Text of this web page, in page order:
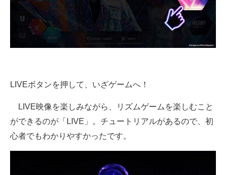
LIVEボタンを押して、いざゲームへ！
LIVE映像を楽しみながら、リズムゲームを楽しむこと
ができるのが「LIVE」。チュートリアルがあるので、初
心者でもわかりやすかったです。